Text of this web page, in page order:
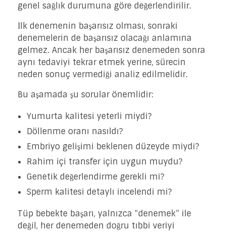
genel sağlık durumuna göre değerlendirilir.
İlk denemenin başarısız olması, sonraki
denemelerin de başarısız olacağı anlamına
gelmez. Ancak her başarısız denemeden sonra
aynı tedaviyi tekrar etmek yerine, sürecin
neden sonuç vermediği analiz edilmelidir.
Bu aşamada şu sorular önemlidir:
Yumurta kalitesi yeterli miydi?
Döllenme oranı nasıldı?
Embriyo gelişimi beklenen düzeyde miydi?
Rahim içi transfer için uygun muydu?
Genetik değerlendirme gerekli mi?
Sperm kalitesi detaylı incelendi mi?
Tüp bebekte başarı, yalnızca “denemek” ile
değil, her denemeden doğru tıbbi veriyi